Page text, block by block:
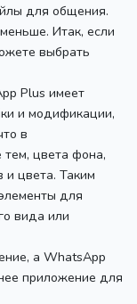
для общения.
Итак, если
выбрать
Plus имеет
и модификации,
в
цвета фона,
и цвета. Таким
для
вида или
а WhatsApp
приложение для